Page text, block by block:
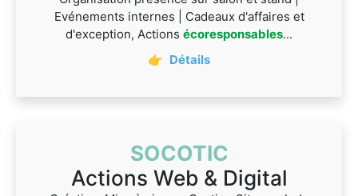
Evénements internes | Cadeaux d'affaires et
d'exception, Actions écoresponsables...
👉 Détails
SOCOTIC
Actions Web & Digital